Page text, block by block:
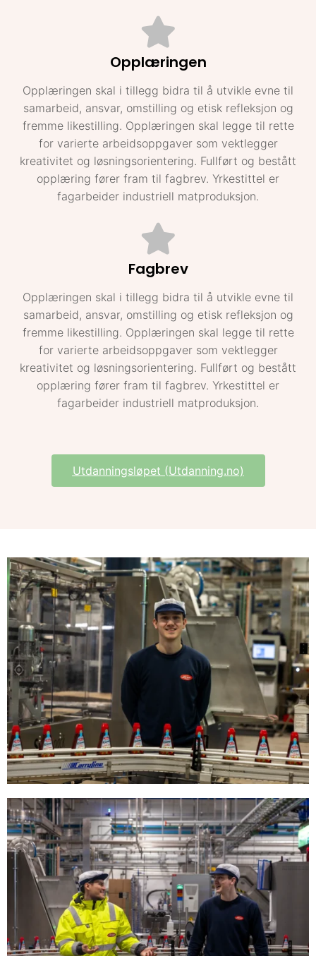
Opplæringen
Opplæringen skal i tillegg bidra til å utvikle evne til
samarbeid, ansvar, omstilling og etisk refleksjon og
fremme likestilling. Opplæringen skal legge til rette
for varierte arbeidsoppgaver som vektlegger
kreativitet og løsningsorientering. Fullført og bestått
opplæring fører fram til fagbrev. Yrkestittel er
fagarbeider industriell matproduksjon.
Fagbrev
Opplæringen skal i tillegg bidra til å utvikle evne til
samarbeid, ansvar, omstilling og etisk refleksjon og
fremme likestilling. Opplæringen skal legge til rette
for varierte arbeidsoppgaver som vektlegger
kreativitet og løsningsorientering. Fullført og bestått
opplæring fører fram til fagbrev. Yrkestittel er
fagarbeider industriell matproduksjon.
Utdanningsløpet (Utdanning.no)